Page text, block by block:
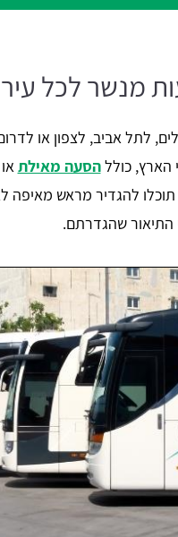
מנשר לכל
לתל אביב, לצפון או
הארץ, כוללהסעה מאילת
להגדיר מראש מאיפה
התיאור שהגדרתם.